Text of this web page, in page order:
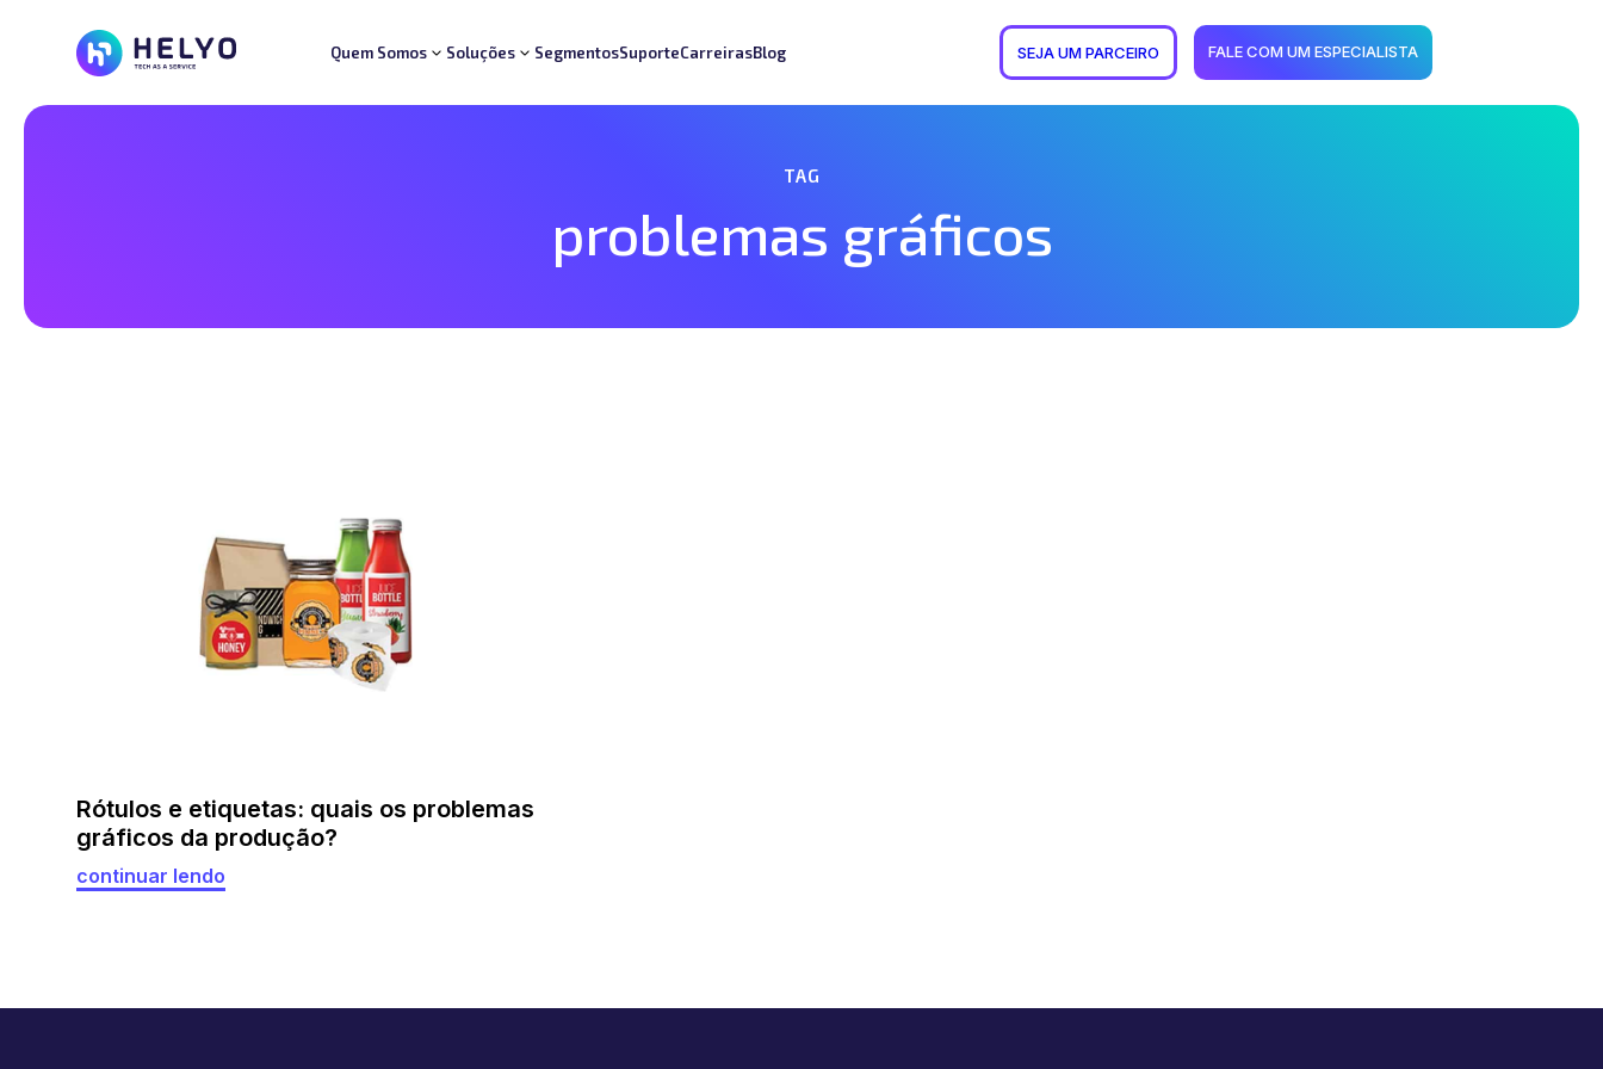
Quem Somos Soluções SegmentosSuporteCarreirasBlog SEJA UM PARCEIRO FALE COM UM ESPECIALISTA
Quem Somos
TAG
problemas gráficos
Rótulos e etiquetas: quais os problemas
gráficos da produção?
continuar lendo